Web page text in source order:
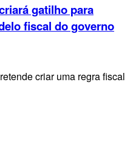
gatilho para
fiscal do governo
criar uma regra fiscal